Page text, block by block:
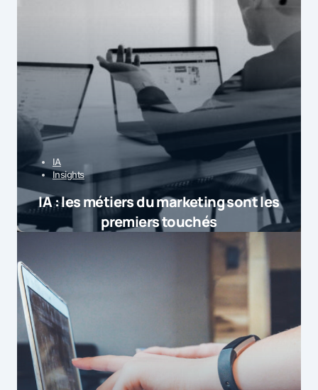
IA
Insights
IA : les métiers du marketing sont les
premiers touchés